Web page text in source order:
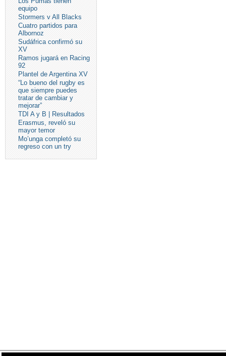
equipo
Stormers v All Blacks
Cuatro partidos para
Albornoz
Sudáfrica confirmó su
XV
Ramos jugará en Racing
92
Plantel de Argentina XV
“Lo bueno del rugby es
que siempre puedes
tratar de cambiar y
mejorar”
TDI A y B | Resultados
Erasmus, reveló su
mayor temor
Mo’unga completó su
regreso con un try